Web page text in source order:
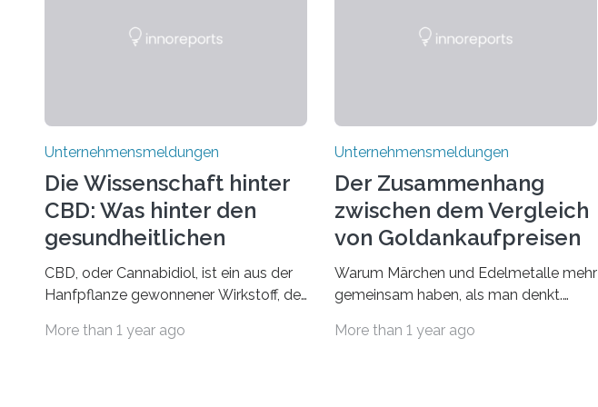
Unternehmensmeldungen
Die Wissenschaft hinter
CBD: Was hinter den
gesundheitlichen
Vorteilen steckt
CBD, oder Cannabidiol, ist ein aus der
Hanfpflanze gewonnener Wirkstoff, der
Popularität gewonnen hat. Anders als
More than 1 year ago
Unternehmensmeldungen
Der Zusammenhang
zwischen dem Vergleich
von Goldankaufpreisen
und dem Märchen
Rumpelstilzchen
Warum Märchen und Edelmetalle mehr
gemeinsam haben, als man denkt.
Fantasie, in der Zauber und
More than 1 year ago